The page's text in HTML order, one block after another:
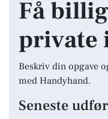
Få
private
Beskriv din opgave
med Handyhand.
Seneste